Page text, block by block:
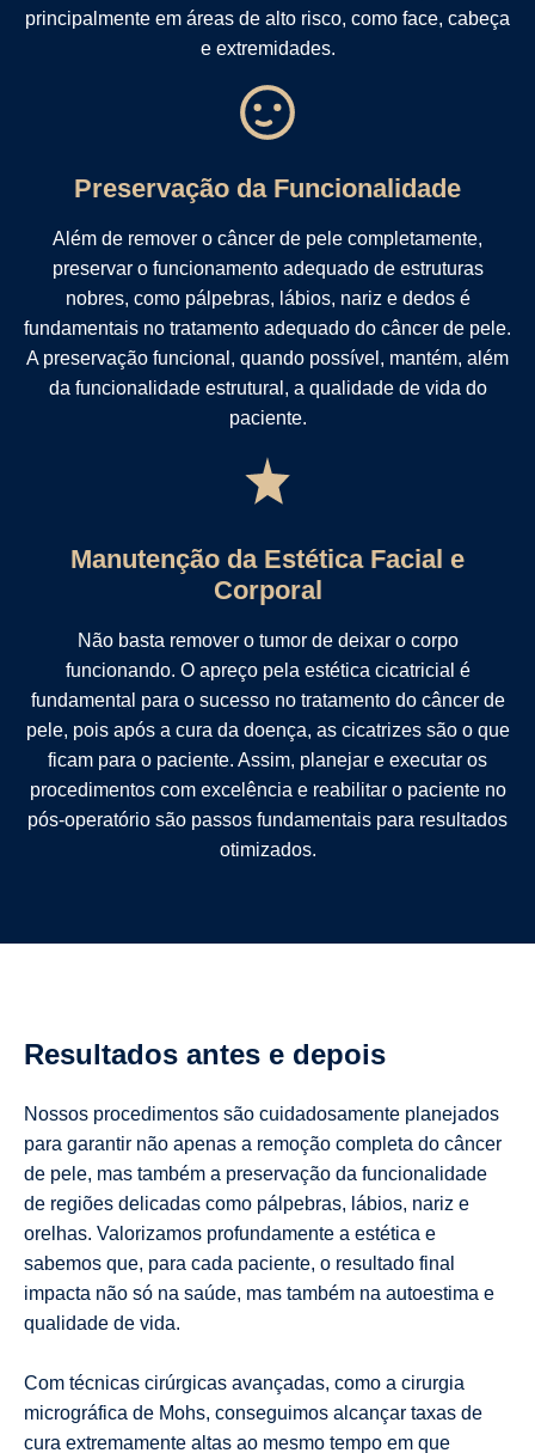
principalmente em áreas de alto risco, como face, cabeça
e extremidades.
Preservação da Funcionalidade
Além de remover o câncer de pele completamente,
preservar o funcionamento adequado de estruturas
nobres, como pálpebras, lábios, nariz e dedos é
fundamentais no tratamento adequado do câncer de pele.
A preservação funcional, quando possível, mantém, além
da funcionalidade estrutural, a qualidade de vida do
paciente.
Manutenção da Estética Facial e
Corporal
Não basta remover o tumor de deixar o corpo
funcionando. O apreço pela estética cicatricial é
fundamental para o sucesso no tratamento do câncer de
pele, pois após a cura da doença, as cicatrizes são o que
ficam para o paciente. Assim, planejar e executar os
procedimentos com excelência e reabilitar o paciente no
pós-operatório são passos fundamentais para resultados
otimizados.
Resultados antes e depois
Nossos procedimentos são cuidadosamente planejados
para garantir não apenas a remoção completa do câncer
de pele, mas também a preservação da funcionalidade
de regiões delicadas como pálpebras, lábios, nariz e
orelhas. Valorizamos profundamente a estética e
sabemos que, para cada paciente, o resultado final
impacta não só na saúde, mas também na autoestima e
qualidade de vida.
Com técnicas cirúrgicas avançadas, como a cirurgia
micrográfica de Mohs, conseguimos alcançar taxas de
cura extremamente altas ao mesmo tempo em que